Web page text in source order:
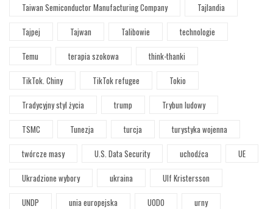
Taiwan Semiconductor Manufacturing Company
Tajlandia
Tajpej
Tajwan Talibowie
technologie
Temu
terapia szokowa
think-thanki
TikTok. Chiny
TikTok refugee
Tokio
Tradycyjny styl życia
trump
Trybun ludowy
TSMC
Tunezja turcja
turystyka wojenna
twórcze masy
U.S. Data Security uchodźca
UE
Ukradzione wybory
ukraina
Ulf Kristersson
UNDP
unia europejska UODO
urny